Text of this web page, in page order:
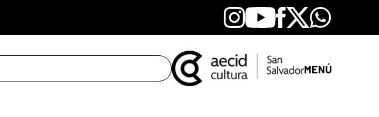
Instagram
YoutubeFacebook
X Whatsapp
MENÚ